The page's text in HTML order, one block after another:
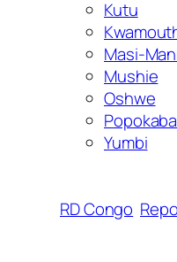
Kutu
Masi-
Mushie
Oshwe
Yumbi
RD Congo